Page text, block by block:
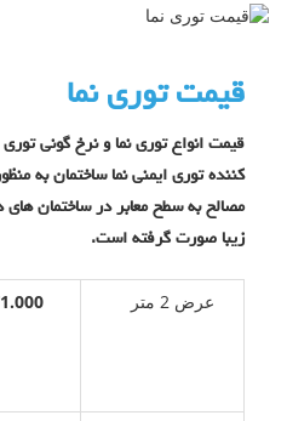
قیمت توری نما
قیمت انواع توری نما و نرخ گونی توری
کننده توری ایمنی نما ساختمان به
مصالح به سطح معابر در ساختمان های
زیبا صورت گرفته است.
عرض 2 متر 71.000